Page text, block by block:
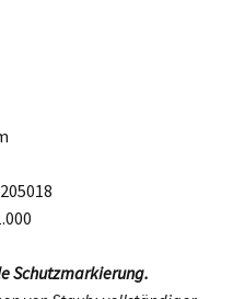
Schutzmarkierung.